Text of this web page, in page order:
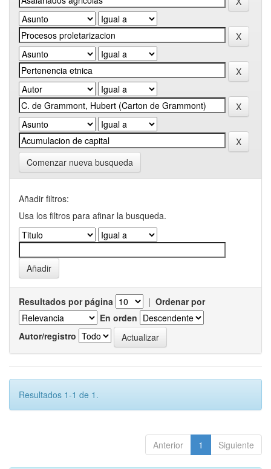
Comenzar nueva busqueda
Añadir filtros:
Usa los filtros para afinar la busqueda.
Resultados por página | Ordenar por
En orden
Autor/registro
Resultados 1-1 de 1.
Anterior 1 Siguiente